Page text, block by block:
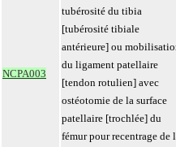
NCPA003
tubérosité du tibia
[tubérosité tibiale
antérieure] ou
du ligament patellaire
[tendon rotulien] avec
ostéotomie de la surface
patellaire [trochlée] du
fémur pour recentrage de